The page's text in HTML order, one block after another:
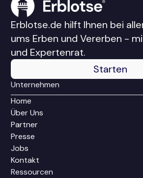
Erblotse.de hilft Ihnen bei
ums Erben und Vererben -
und Expertenrat.
Starten
Unternehmen
Home
Über Uns
Partner
Presse
Jobs
Kontakt
Ressourcen